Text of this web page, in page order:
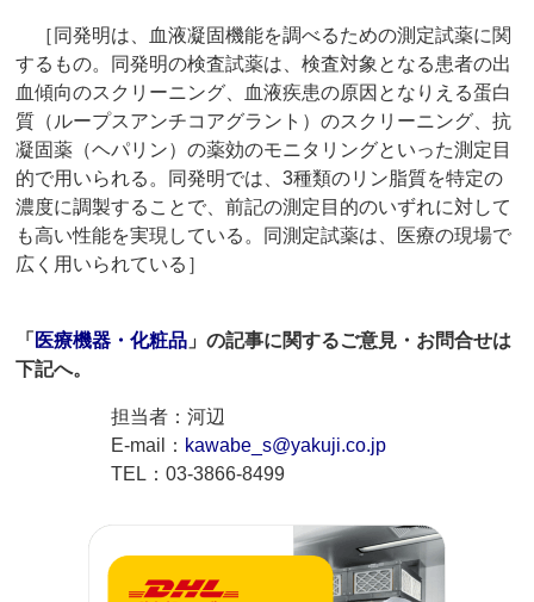
［同発明は、血液凝固機能を調べるための測定試薬に関
するもの。同発明の検査試薬は、検査対象となる患者の出
血傾向のスクリーニング、血液疾患の原因となりえる蛋白
質（ループスアンチコアグラント）のスクリーニング、抗
凝固薬（ヘパリン）の薬効のモニタリングといった測定目
的で用いられる。同発明では、3種類のリン脂質を特定の
濃度に調製することで、前記の測定目的のいずれに対して
も高い性能を実現している。同測定試薬は、医療の現場で
広く用いられている］
「 医療機器・化粧品 」の記事に関するご意見・お問合せは
下記へ。
担当者：河辺
E-mail： kawabe_s@yakuji.co.jp
TEL：03-3866-8499